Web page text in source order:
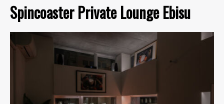
Spincoaster Private Lounge Ebisu